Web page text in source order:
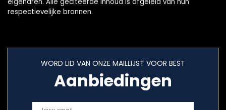
respectievelijke bronnen.
WORD LID VAN ONZE MAILLIJST VOOR BEST
Aanbiedingen